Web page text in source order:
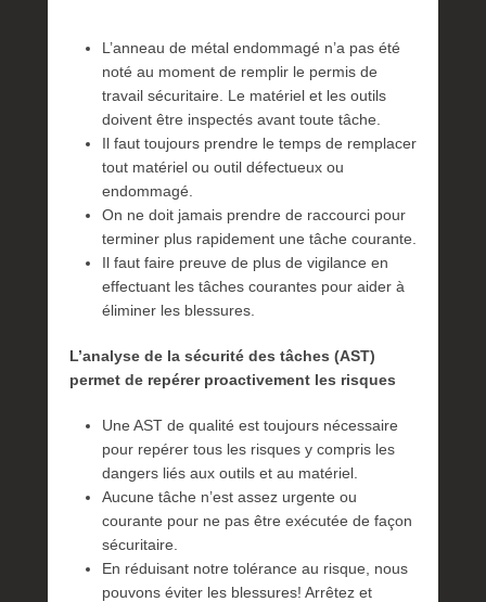
L’anneau de métal endommagé n’a pas été
noté au moment de remplir le permis de
travail sécuritaire. Le matériel et les outils
doivent être inspectés avant toute tâche.
Il faut toujours prendre le temps de remplacer
tout matériel ou outil défectueux ou
endommagé.
On ne doit jamais prendre de raccourci pour
terminer plus rapidement une tâche courante.
Il faut faire preuve de plus de vigilance en
effectuant les tâches courantes pour aider à
éliminer les blessures.
L’analyse de la sécurité des tâches (AST)
permet de repérer proactivement les risques
Une AST de qualité est toujours nécessaire
pour repérer tous les risques y compris les
dangers liés aux outils et au matériel.
Aucune tâche n’est assez urgente ou
courante pour ne pas être exécutée de façon
sécuritaire.
En réduisant notre tolérance au risque, nous
pouvons éviter les blessures! Arrêtez et